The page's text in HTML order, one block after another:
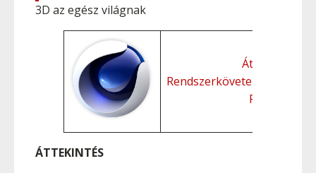
3D az egész világnak
Áttekintés
Rendszerkövetelmények
Funkciók
ÁTTEKINTÉS